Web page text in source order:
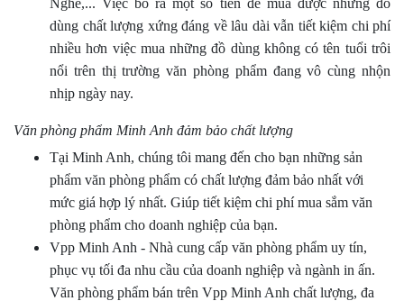
dùng chất lượng xứng đáng về lâu dài vẫn tiết kiệm chi phí
nhiều hơn việc mua những đồ dùng không có tên tuổi trôi
nổi trên thị trường văn phòng phẩm đang vô cùng nhộn
nhịp ngày nay.
Văn phòng phẩm Minh Anh đảm bảo chất lượng
Tại Minh Anh, chúng tôi mang đến cho bạn những sản
phẩm văn phòng phẩm có chất lượng đảm bảo nhất với
mức giá hợp lý nhất. Giúp tiết kiệm chi phí mua sắm văn
phòng phẩm cho doanh nghiệp của bạn.
Vpp Minh Anh - Nhà cung cấp văn phòng phẩm uy tín,
phục vụ tối đa nhu cầu của doanh nghiệp và ngành in ấn.
Văn phòng phẩm bán trên Vpp Minh Anh chất lượng, đa